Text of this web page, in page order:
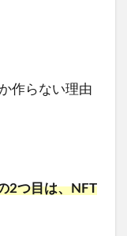
作らない理由
2つ目は、NFT